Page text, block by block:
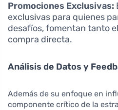
Promociones Exclusivas:
exclusivas para quienes
desafíos, fomentan tanto
compra directa.
Análisis de Datos y
Además de su enfoque en
componente crítico de la